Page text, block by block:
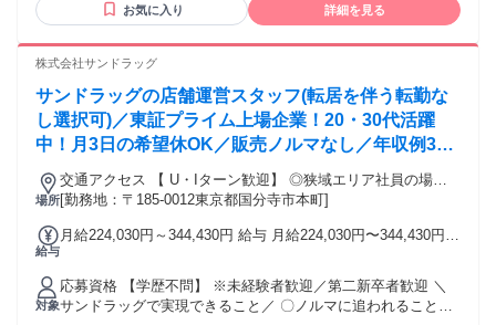
お気に入り 詳細を見る
株式会社サンドラッグ
サンドラッグの店舗運営スタッフ(転居を伴う転勤な
し選択可)／東証プライム上場企業！20・30代活躍
中！月3日の希望休OK／販売ノルマなし／年収例32
歳SV816万円／販促企画～商品管理など店舗運営が
メインの仕事
場所
交通アクセス 【 U・Iターン歓迎】 ◎狭域エリア社員の場合
は 転居を伴う転勤はありません。 ◎マイカー通勤OK
[勤務地：〒185-0012東京都国分寺市本町]
給与
月給224,030円～344,430円 給与 月給224,030円〜344,430円
エリア社員（規定エリア内転勤）：22万4030円～32万4430円
狭域エリア社員（転居を伴う異動なし）：22万4030円～32万
4430円 ※ナショナル社員・広域エリア社員は転居を伴う転勤
対象
応募資格 【学歴不問】 ※未経験者歓迎／第二新卒者歓迎 ＼
サンドラッグで実現できること／ 〇ノルマに追われることな